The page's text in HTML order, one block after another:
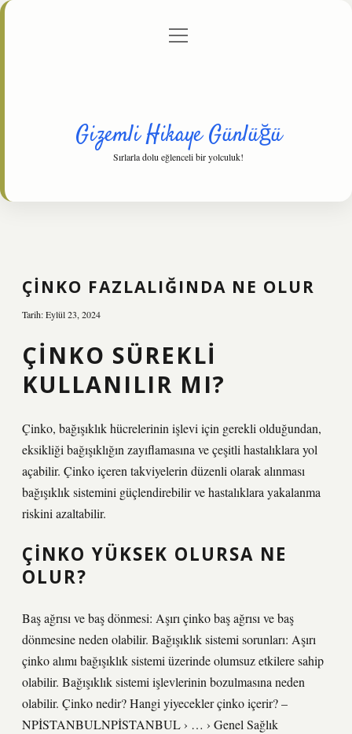
Gizlilik Politikası
menüyü
Gizemli Hikaye Günlüğü
Sırlarla dolu eğlenceli bir yolculuk!
ÇINKO FAZLALIĞINDA NE OLUR
Tarih: Eylül 23, 2024
ÇINKO SÜREKLI
KULLANILIR MI?
Çinko, bağışıklık hücrelerinin işlevi için gerekli olduğundan,
eksikliği bağışıklığın zayıflamasına ve çeşitli hastalıklara yol
açabilir. Çinko içeren takviyelerin düzenli olarak alınması
bağışıklık sistemini güçlendirebilir ve hastalıklara yakalanma
riskini azaltabilir.
ÇINKO YÜKSEK OLURSA NE
OLUR?
Baş ağrısı ve baş dönmesi: Aşırı çinko baş ağrısı ve baş
dönmesine neden olabilir. Bağışıklık sistemi sorunları: Aşırı
çinko alımı bağışıklık sistemi üzerinde olumsuz etkilere sahip
olabilir. Bağışıklık sistemi işlevlerinin bozulmasına neden
olabilir. Çinko nedir? Hangi yiyecekler çinko içerir? –
NPİSTANBULNPİSTANBUL › … › Genel Sağlık